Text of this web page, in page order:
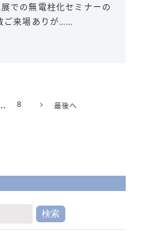
での無電柱化セミナーの
来場ありが……
8 最後へ